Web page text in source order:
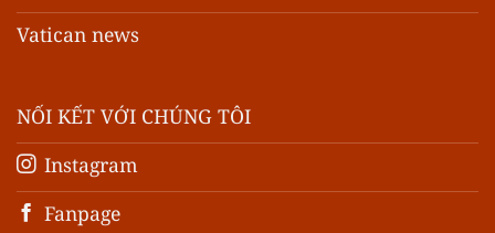
Vatican news
NỐI KẾT VỚI CHÚNG TÔI
Instagram
Fanpage